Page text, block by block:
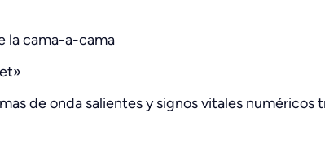
la cama-a-cama
de onda salientes y signos vitales numéricos